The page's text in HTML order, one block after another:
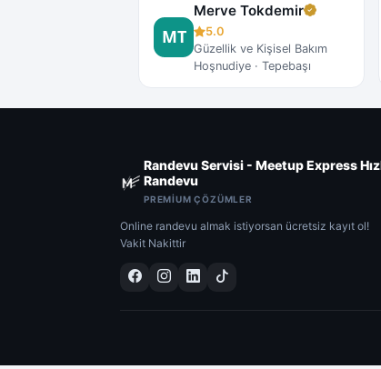
Merve Tokdemir
5.0
Güzellik ve Kişisel Bakım
Hoşnudiye · Tepebaşı
Randevu Servisi - Meetup Express
Randevu
PREMIUM ÇÖZÜMLER
Online randevu almak istiyorsan ücretsiz kayıt ol!
Vakit Nakittir